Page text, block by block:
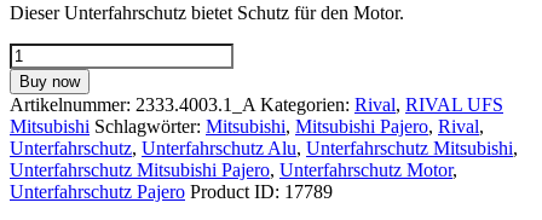
Dieser Unterfahrschutz bietet Schutz für den Motor.
Unterfahrschutz
-
Motor
für
MITSUBISHI
Pajero
IV/
Montero
Buy now
Artikelnummer: 2333.4003.1_A Kategorien: Rival, RIVAL UFS
Mitsubishi Schlagwörter: Mitsubishi, Mitsubishi Pajero, Rival,
Unterfahrschutz, Unterfahrschutz Alu, Unterfahrschutz Mitsubishi,
Unterfahrschutz Mitsubishi Pajero, Unterfahrschutz Motor,
Unterfahrschutz Pajero Product ID: 17789